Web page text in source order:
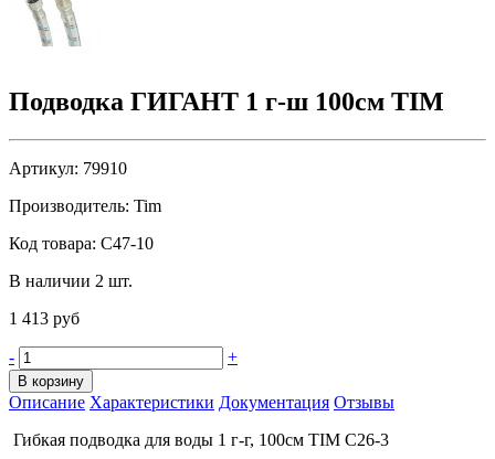
Подводка ГИГАНТ 1 г-ш 100см TIM
Артикул: 79910
Производитель: Tim
Код товара: C47-10
В наличии 2 шт.
1 413 руб
- +
В корзину
Описание Характеристики Документация Отзывы
Гибкая подводка для воды 1 г-г, 100см TIM C26-3